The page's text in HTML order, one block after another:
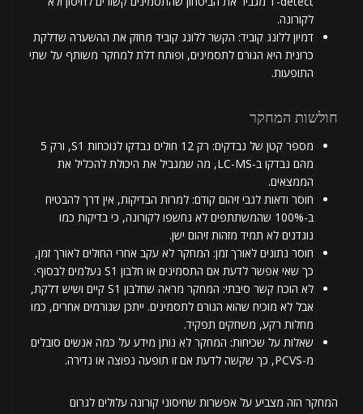
לקורונה.
דמיון ללונג קוביד: הקשר ללונג קוביד מחזק את ההשערה שדלקת
כרונית היא הגורם לתסמינים, ופותח דלת למחקר משותף על שתי
התופעות.
חולשות המחקר
מספר קטן של נבדקים: רק 12 חולים נבדקו לנוכחות S1, ורק 5
מהם נבדקו ב-LC-MS, מה שמגביל את היכולת להכליל את
הממצאים.
חוסר ודאות לגבי זיהום קודם: למרות הבדיקות, אין דרך להבטיח
ב-100% שהמשתתפים לא נחשפו לקורונה, כי בדיקות כמו
נוגדנים לא תמיד מזהות זיהום ישן.
חוסר נתונים לאורך זמן: המחקר לא עקב אחרי החולים לאורך זמן,
כך שאי אפשר לדעת אם התסמינים או חלבון S1 נעלמים לבסוף.
לא הוכח קשר סיבתי: המחקר מראה שחלבון S1 קיים ושיש דלקת,
אבל לא מוכיח שהוא הגורם לתסמינים. ייתכן שגורמים אחרים, כמו
מחלות רקע, משחקים תפקיד.
שאלות על שכיחות: המחקר לא נותן מידע על כמה אנשים סובלים
מ-PCVS, כך שקשה לדעת אם זו תופעה נפוצה או נדירה.
המחקר הזה מצביע על אפשרות שחיסוני קורונה עלולים לגרום